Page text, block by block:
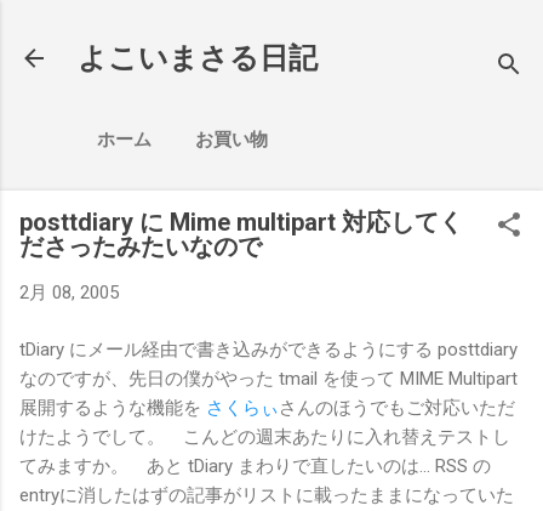
よこいまさる日記
ホーム お買い物
posttdiary に Mime multipart 対応してく
ださったみたいなので
2月 08, 2005
tDiary にメール経由で書き込みができるようにする posttdiary
なのですが、先日の僕がやった tmail を使って MIME Multipart
展開するような機能を さくらぃ さんのほうでもご対応いただ
けたようでして。 こんどの週末あたりに入れ替えテストし
てみますか。 あと tDiary まわりで直したいのは… RSS の
entryに消したはずの記事がリストに載ったままになっていた